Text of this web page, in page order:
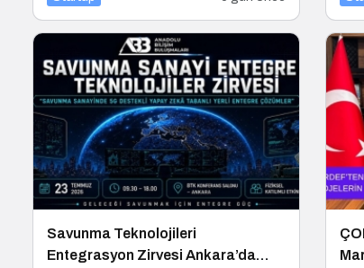
Savunma Teknolojileri
Entegrasyon Zirvesi Ankara’da